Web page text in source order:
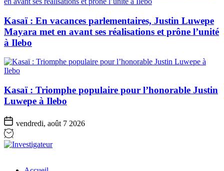
Kasaï : En vacances parlementaires, Justin Luwepe
Mayara met en avant ses réalisations et prône l’unité
à Ilebo
Kasaï : Triomphe populaire pour l’honorable Justin
Luwepe à Ilebo
vendredi, août 7 2026